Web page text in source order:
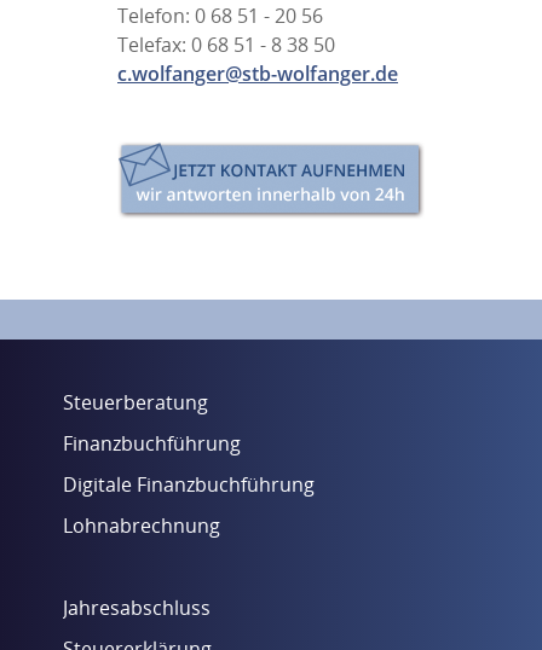
Telefon: 0 68 51 - 20 56
Telefax: 0 68 51 - 8 38 50
c.wolfanger@stb-wolfanger.de
Steuerberatung
Finanzbuchführung
Digitale Finanzbuchführung
Lohnabrechnung
Jahresabschluss